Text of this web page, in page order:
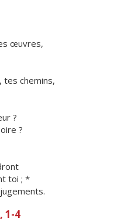
œuvres,
tes chemins,
?
?
toi ; *
1-4